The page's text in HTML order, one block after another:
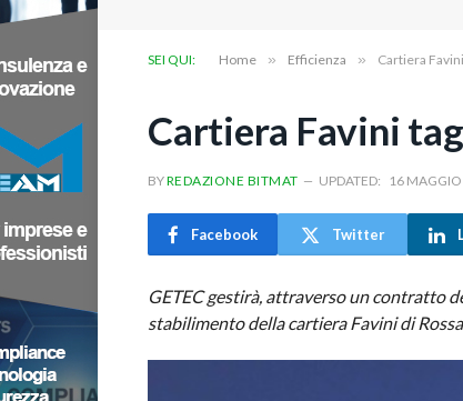
SEI QUI: Home » Efficienza » Cartiera
Cartiera Favini
BYREDAZIONE BITMAT UPDATED: 16
Facebook Twitter
GETEC gestirà, attraverso un contratto
stabilimento della cartiera Favini di